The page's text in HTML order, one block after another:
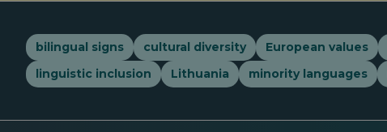
bilingual signs cultural diversity European values
linguistic inclusion
Lithuania minority languages